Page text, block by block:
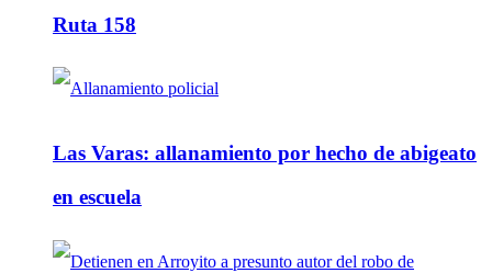
Ruta 158
Las Varas: allanamiento por hecho de abigeato
en escuela